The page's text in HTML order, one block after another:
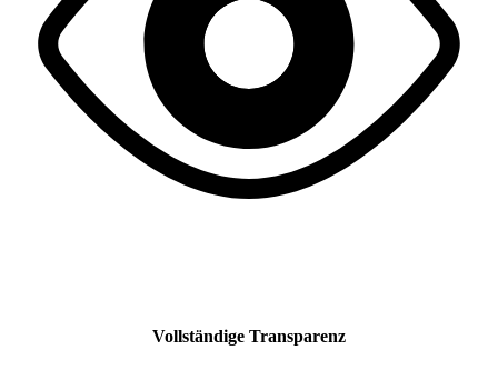
Vollständige Transparenz